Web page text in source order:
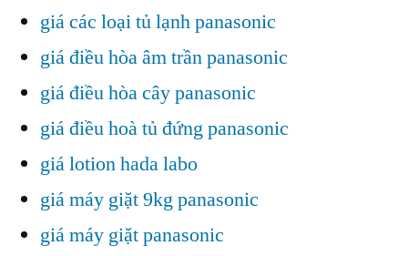
giá các loại tủ lạnh panasonic
giá điều hòa âm trần panasonic
giá điều hòa cây panasonic
giá điều hoà tủ đứng panasonic
giá lotion hada labo
giá máy giặt 9kg panasonic
giá máy giặt panasonic